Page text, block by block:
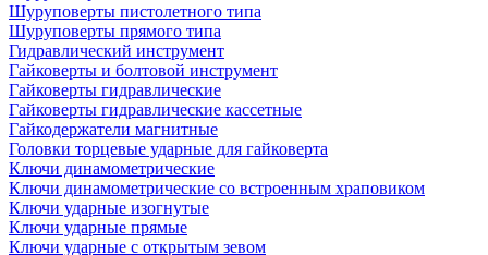
Шуруповерты пистолетного типа
Шуруповерты прямого типа
Гидравлический инструмент
Гайковерты и болтовой инструмент
Гайковерты гидравлические
Гайковерты гидравлические кассетные
Гайкодержатели магнитные
Головки торцевые ударные для гайковерта
Ключи динамометрические
Ключи динамометрические со встроенным храповиком
Ключи ударные изогнутые
Ключи ударные прямые
Ключи ударные с открытым зевом